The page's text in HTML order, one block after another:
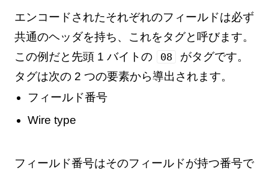
エンコードされたそれぞれのフィールドは必ず
共通のヘッダを持ち、これをタグと呼びます。
この例だと先頭 1 バイトの
08
がタグです。
タグは次の 2 つの要素から導出されます。
フィールド番号
Wire type
フィールド番号はそのフィールドが持つ番号で